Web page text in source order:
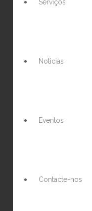
Serviços
Noticias
Eventos
Contacte-nos